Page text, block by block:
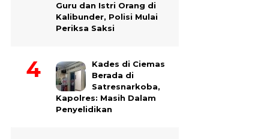
Guru dan Istri Orang di
Kalibunder, Polisi Mulai
Periksa Saksi
Kades di Ciemas
Berada di
Satresnarkoba,
Kapolres: Masih Dalam
Penyelidikan